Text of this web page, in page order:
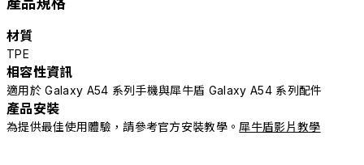
材質
TPE
相容性資訊
適用於 Galaxy A54 系列手機與犀牛盾 Galaxy A54 系列配件
產品安裝
為提供最佳使用體驗，請參考官方安裝教學。 犀牛盾影片教學